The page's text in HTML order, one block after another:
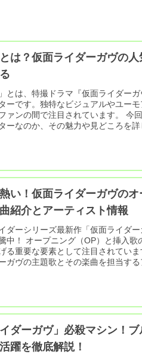
は？仮面ライダーガヴの
とは、特撮ドラマ『仮面ライダー
ーです。独特なビジュアルやユー
ァンの間で注目されています。 今
ーなのか、その魅力や見どころを詳
い！仮面ライダーガヴの
紹介とアーティスト情報
ダーシリーズ最新作「仮面ライダ
中！ オープニング（OP）と挿入歌
る重要な要素として注目されていま
ガヴの主題歌とその楽曲を担当する
イダーガヴ」必殺マシン！
躍を徹底解説！